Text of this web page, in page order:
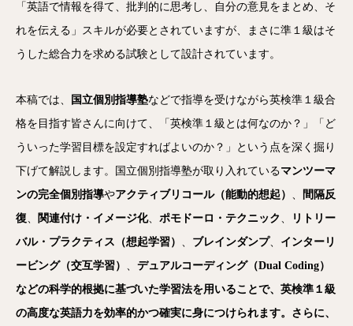
「英語で情報を得て、批判的に思考し、自分の意見をまとめ、そ
れを伝える」スキルが必要とされていますが、まさに準１級はそ
うした総合力を求める試験として設計されています。
本稿では、 国立個別指導塾などで指導を受けながら英検準１級合
格を目指す皆さんに向けて、「英検準１級とは何なのか？」「ど
ういった学習目標を設定すればよいのか？」という点を深く掘り
下げて解説します。国立個別指導塾が取り入れているマンツーマ
ンの完全個別指導やアクティブリコール（能動的想起） 、
間隔反
復、 関連付け・イメージ化、 ポモドーロ・テクニック 、
リトリー
バル・プラクティス（想起学習） 、 ブレインダンプ、 インターリ
ービング（交互学習） 、 デュアルコーディング（Dual Coding）
などの科学的根拠に基づいた学習法を用いることで、英検準１級
の高度な英語力を効率的かつ確実に身につけられます。さらに、